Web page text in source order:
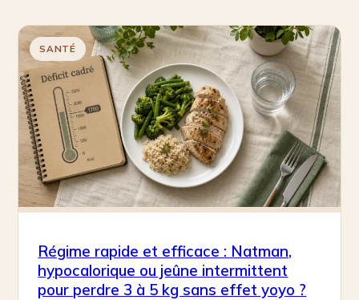
SANTÉ
Régime rapide et efficace : Natman,
hypocalorique ou jeûne intermittent
pour perdre 3 à 5 kg sans effet yoyo ?